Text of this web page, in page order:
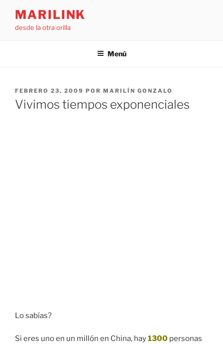
contenido
MARILINK
desde la otra orilla
Menú
PUBLICADO
EL
FEBRERO 23, 2009 POR MARILÍN GONZALO
Vivimos tiempos exponenciales
Lo sabías?
Si eres uno en un millón en China, hay1300 personas